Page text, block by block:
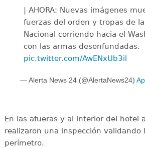
| AHORA: Nuevas imágenes
fuerzas del orden y tropas de
Nacional corriendo hacia el
con las armas desenfundadas.
pic.twitter.com/AwENxUb3il
— Alerta News 24 (@AlertaNews24)
En las afueras y al interior del hotel
realizaron una inspección validando
perímetro.